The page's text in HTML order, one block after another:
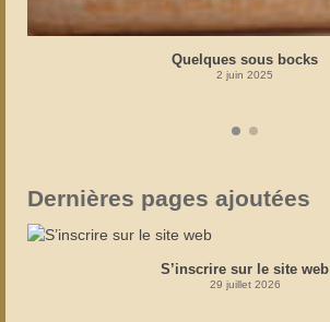
Quelques sous bocks
2 juin 2025
Dernières pages ajoutées
S’inscrire sur le site web
29 juillet 2026